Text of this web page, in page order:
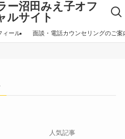
ー沼田みえ子オフ
ルサイト
ィール 面談・電話カウンセリングのご案
人気記事